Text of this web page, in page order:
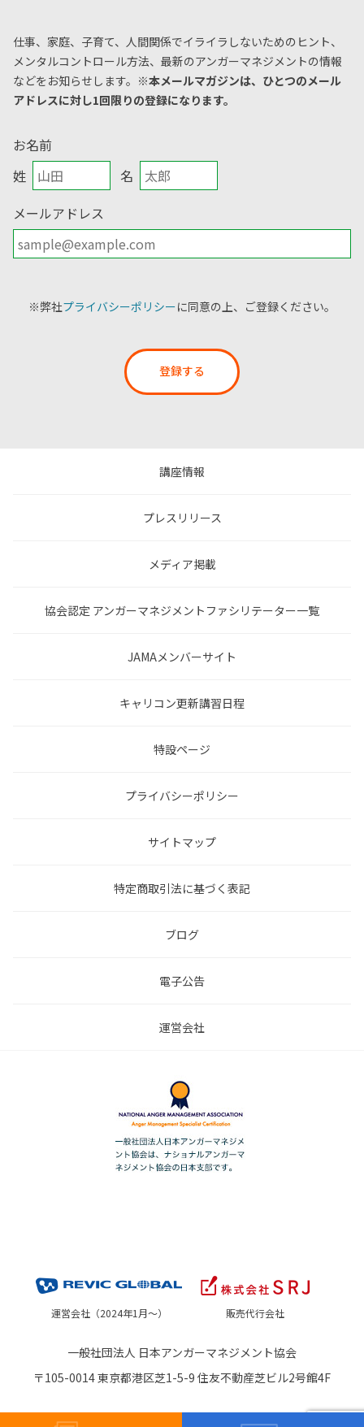
仕事、家庭、子育て、人間関係でイライラしないためのヒント、
メンタルコントロール方法、 最新のアンガーマネジメントの情報
などをお知らせします。 ※本メールマガジンは、ひとつのメール
アドレスに対し1回限りの登録になります。
お名前
姓
名
メールアドレス
※弊社プライバシーポリシーに同意の上、ご登録ください。
登録する
講座情報
プレスリリース
メディア掲載
協会認定 アンガーマネジメントファシリテーター一覧
JAMAメンバーサイト
キャリコン更新講習日程
特設ページ
プライバシーポリシー
サイトマップ
特定商取引法に基づく表記
ブログ
電子公告
運営会社
運営会社（2024年1月～） 販売代行会社
一般社団法人 日本アンガーマネジメント協会
〒105-0014 東京都港区芝1-5-9 住友不動産芝ビル2号館4F